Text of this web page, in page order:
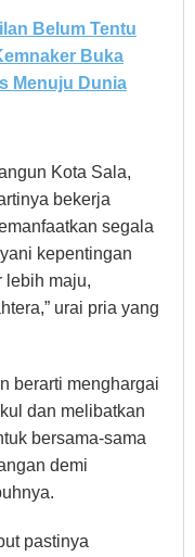
Belum Tentu
Buka
Menuju Dunia
Kota Sala,
bekerja
segala
kepentingan
lebih maju,
urai pria yang
berarti menghargai
dan melibatkan
bersama-sama
demi
pastinya